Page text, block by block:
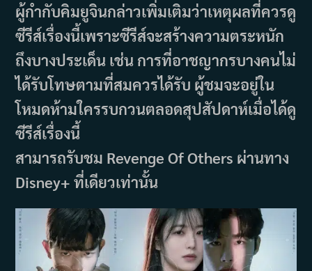
ผู้กำกับคิมยูจินกล่าวเพิ่มเติมว่าเหตุผลที่ควรดู
ซีรีส์เรื่องนี้เพราะซีรีส์จะสร้างความตระหนัก
ถึงบางประเด็น เช่น การที่อาชญากรบางคนไม่
ได้รับโทษตามที่สมควรได้รับ ผู้ชมจะอยู่ใน
โหมดห้ามใครรบกวนตลอดสุปสัปดาห์เมื่อได้ดู
ซีรีส์เรื่องนี้
สามารถรับชม Revenge Of Others ผ่านทาง
Disney+ ที่เดียวเท่านั้น